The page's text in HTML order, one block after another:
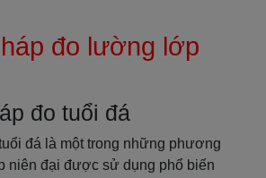
đo lường lớp
đo tuổi đá
đá là một trong những phương
niên đại được sử dụng phổ biến